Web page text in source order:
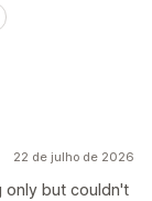
22 de julho de 2026
only but couldn't